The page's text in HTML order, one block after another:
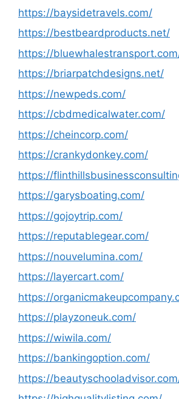
https://baysidetravels.com/
https://bestbeardproducts.net/
https://
https://briarpatchdesigns.net/
https://newpeds.com/
https://cbdmedicalwater.com/
https://cheincorp.com/
https://crankydonkey.com/
https://
https://garysboating.com/
https://gojoytrip.com/
https://reputablegear.com/
https://nouvelumina.com/
https://layercart.com/
https://
https://playzoneuk.com/
https://wiwila.com/
https://bankingoption.com/
https://